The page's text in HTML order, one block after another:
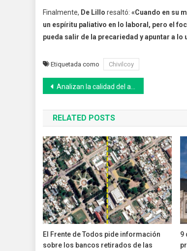
Finalmente, De Lillo resaltó: «Cuando en su
un espíritu paliativo en lo laboral, pero el
pueda salir de la precariedad y apuntar a
Etiquetada como Chivilcoy
Navegación
de
entradas
Analizan la calidad del agua y el suelo en Lobos
RELATED POSTS
El Frente de Todos pide información
sobre los bancos retirados de las
9